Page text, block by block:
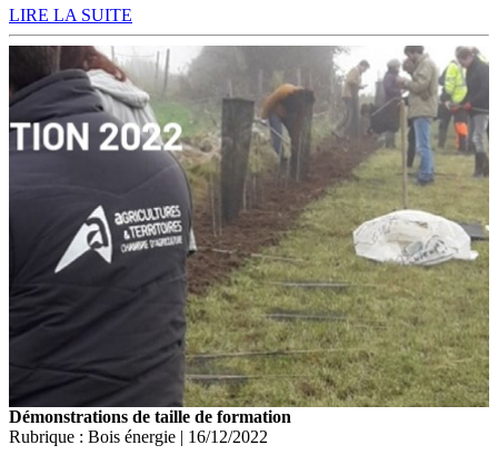
LIRE LA SUITE
Démonstrations de taille de formation
Rubrique : Bois énergie | 16/12/2022